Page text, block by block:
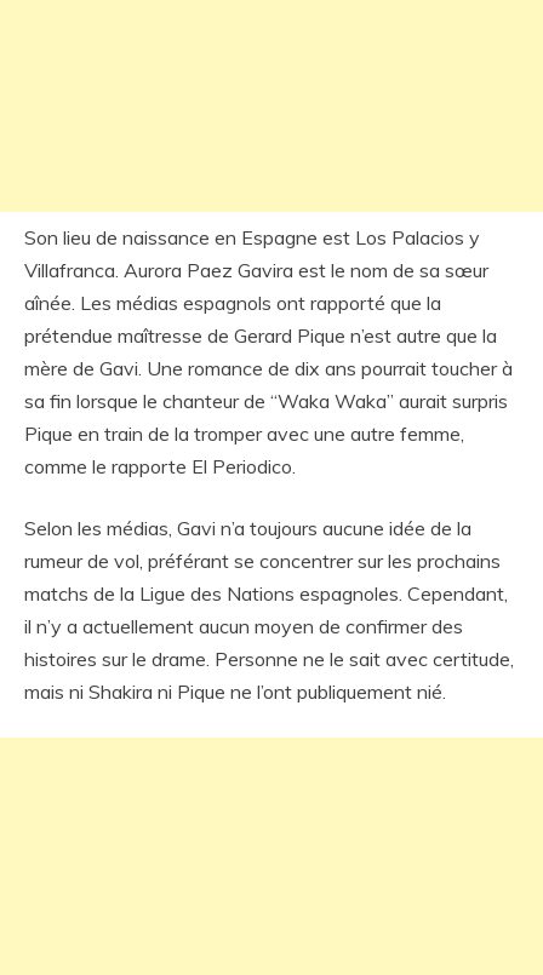
Son lieu de naissance en Espagne est Los Palacios y
Villafranca. Aurora Paez Gavira est le nom de sa sœur
aînée. Les médias espagnols ont rapporté que la
prétendue maîtresse de Gerard Pique n’est autre que la
mère de Gavi. Une romance de dix ans pourrait toucher à
sa fin lorsque le chanteur de “Waka Waka” aurait surpris
Pique en train de la tromper avec une autre femme,
comme le rapporte El Periodico.
Selon les médias, Gavi n’a toujours aucune idée de la
rumeur de vol, préférant se concentrer sur les prochains
matchs de la Ligue des Nations espagnoles. Cependant,
il n’y a actuellement aucun moyen de confirmer des
histoires sur le drame. Personne ne le sait avec certitude,
mais ni Shakira ni Pique ne l’ont publiquement nié.